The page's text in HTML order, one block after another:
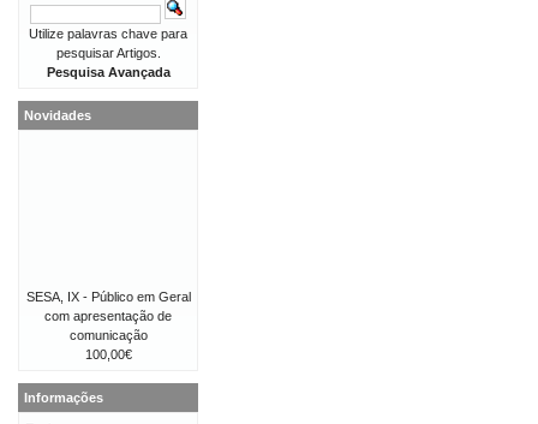
Utilize palavras chave para
pesquisar Artigos.
Pesquisa Avançada
Novidades
SESA, IX - Público em Geral
com apresentação de
comunicação
100,00€
Informações